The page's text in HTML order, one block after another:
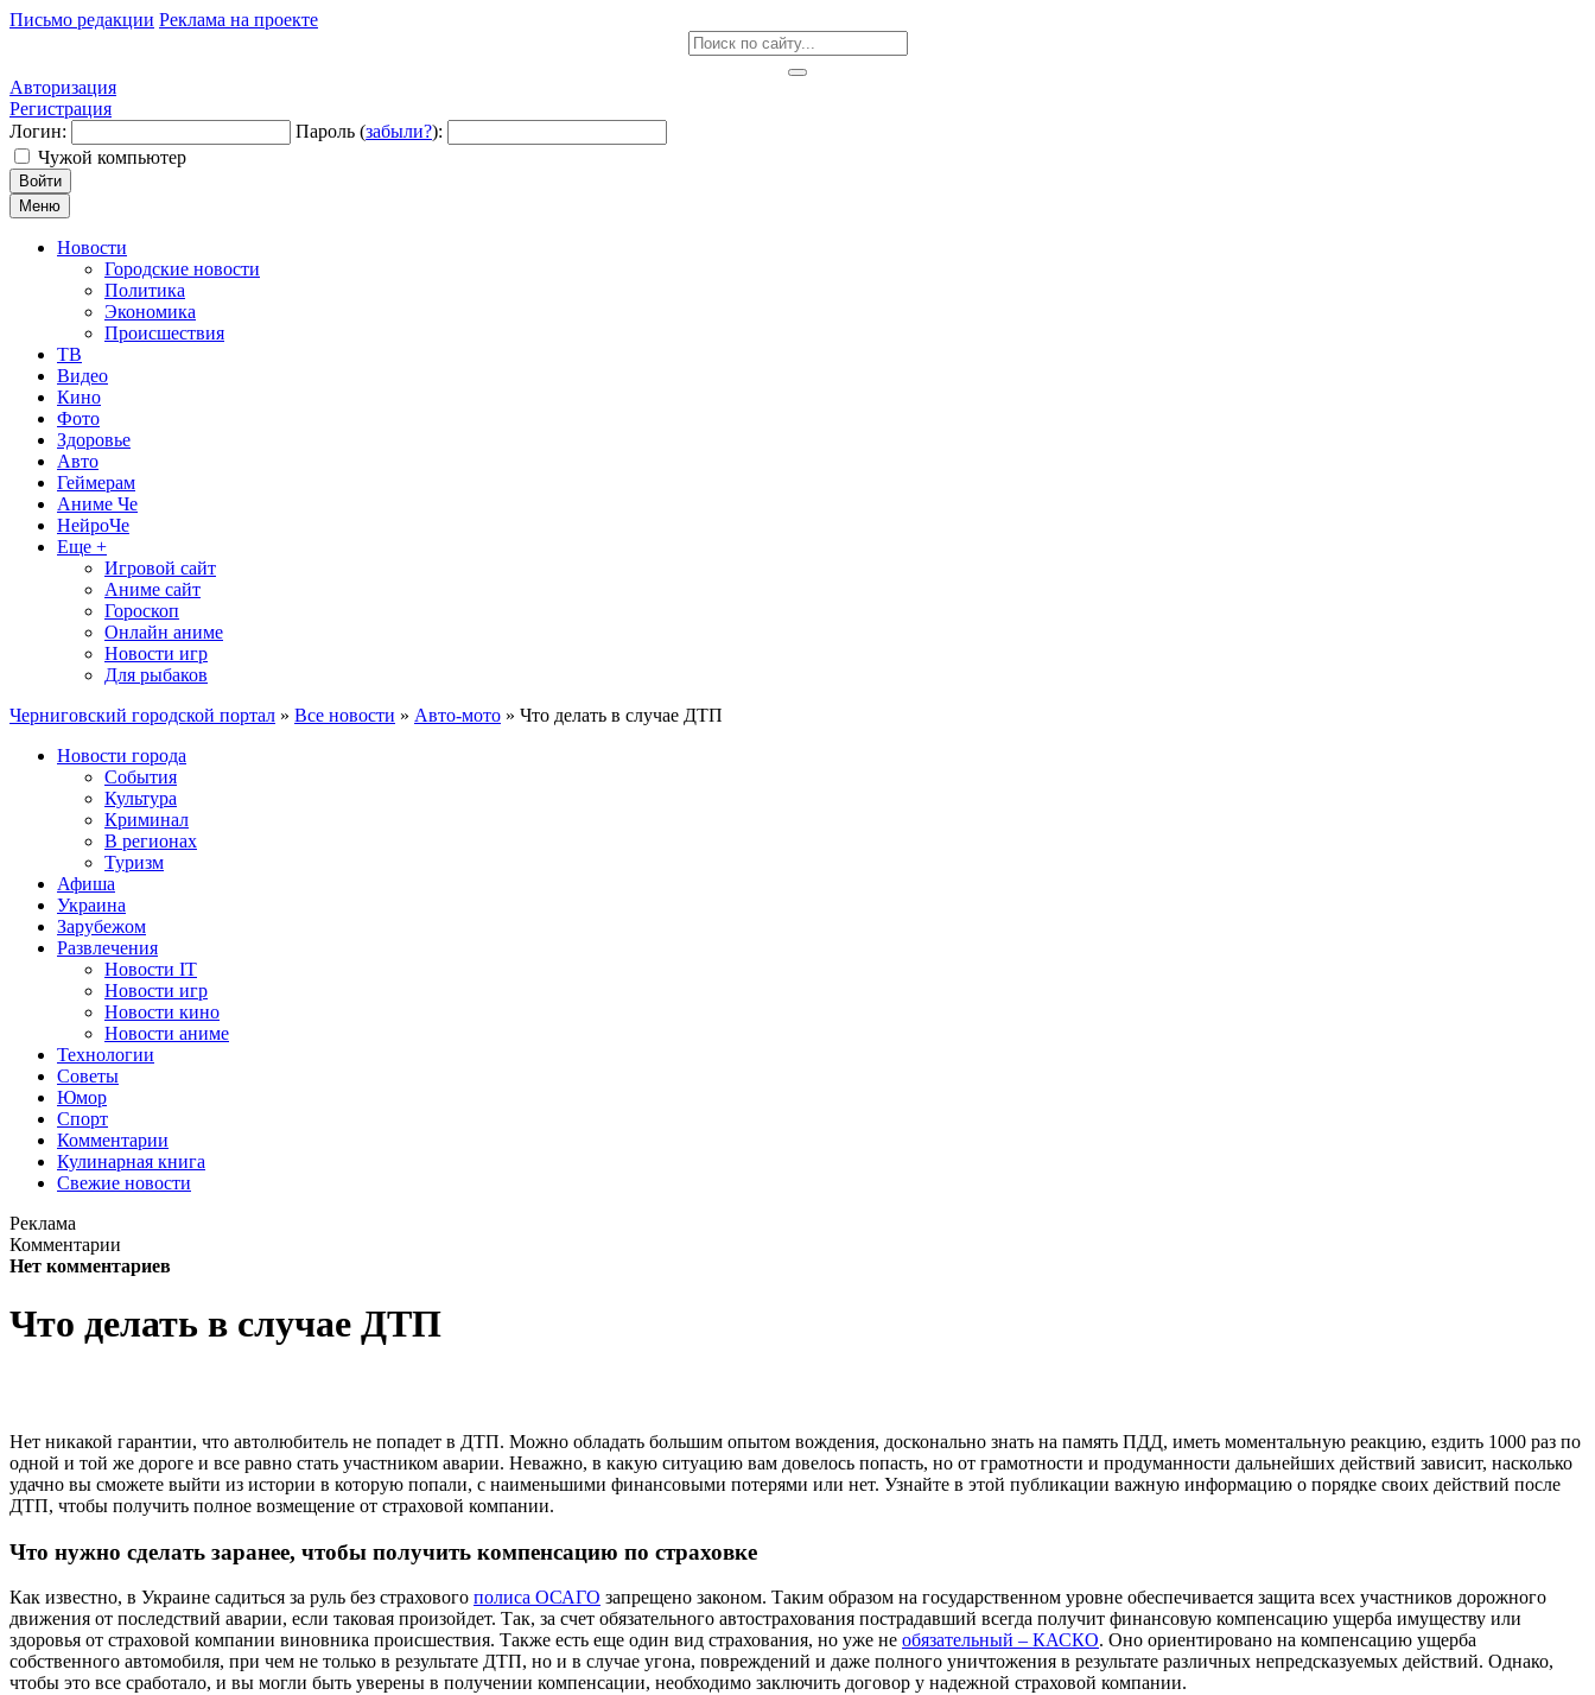
Письмо редакции Реклама на проекте
Авторизация
Регистрация
Логин:
Пароль (забыли?):
Чужой компьютер
Войти
Меню
Новости
Городские новости
Политика
Экономика
Происшествия
ТВ
Видео
Кино
Фото
Здоровье
Авто
Геймерам
Аниме Че
НейроЧе
Еще +
Игровой сайт
Аниме сайт
Гороскоп
Онлайн аниме
Новости игр
Для рыбаков
Черниговский городской портал » Все новости » Авто-мото » Что делать в случае ДТП
Новости города
События
Культура
Криминал
В регионах
Туризм
Афиша
Украина
Зарубежом
Развлечения
Новости IT
Новости игр
Новости кино
Новости аниме
Технологии
Советы
Юмор
Спорт
Комментарии
Кулинарная книга
Свежие новости
Реклама
Комментарии
Нет комментариев
Что делать в случае ДТП
Нет никакой гарантии, что автолюбитель не попадет в ДТП. Можно обладать большим опытом вождения, досконально знать на память ПДД, иметь моментальную реакцию, ездить 1000 раз по
одной и той же дороге и все равно стать участником аварии. Неважно, в какую ситуацию вам довелось попасть, но от грамотности и продуманности дальнейших действий зависит, насколько
удачно вы сможете выйти из истории в которую попали, с наименьшими финансовыми потерями или нет. Узнайте в этой публикации важную информацию о порядке своих действий после
ДТП, чтобы получить полное возмещение от страховой компании.
Что нужно сделать заранее, чтобы получить компенсацию по страховке
Как известно, в Украине садиться за руль без страхового полиса ОСАГО запрещено законом. Таким образом на государственном уровне обеспечивается защита всех участников дорожного
движения от последствий аварии, если таковая произойдет. Так, за счет обязательного автострахования пострадавший всегда получит финансовую компенсацию ущерба имуществу или
здоровья от страховой компании виновника происшествия. Также есть еще один вид страхования, но уже не обязательный – КАСКО. Оно ориентировано на компенсацию ущерба
собственного автомобиля, при чем не только в результате ДТП, но и в случае угона, повреждений и даже полного уничтожения в результате различных непредсказуемых действий. Однако,
чтобы это все сработало, и вы могли быть уверены в получении компенсации, необходимо заключить договор у надежной страховой компании.